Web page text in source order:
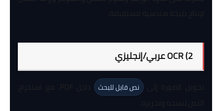
لإنتاج نتيجة هندسية مستقيمة.
2) OCR عربي/إنجليزي
تحويل الصورة إلى نص قابل للبحث
داخل PDF، مع استخراج
النص لنسخه وتحريره.